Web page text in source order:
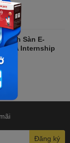
Sàn E-
Internship
Đăng ký